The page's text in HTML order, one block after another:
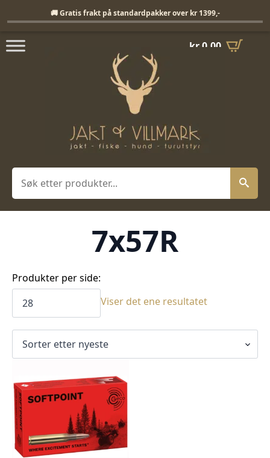
kr0,00
Søk
7x57R
Produkter per side:
Viser det ene resultatet
🚚 Gratis frakt på standardpakker over kr 1399,-